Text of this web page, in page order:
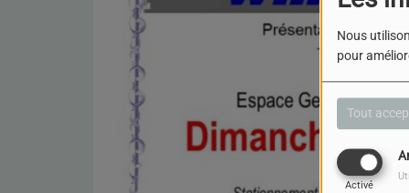
Nous
pour
Tout
Activé